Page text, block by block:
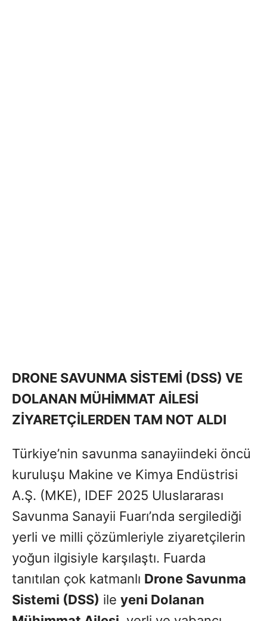
DRONE SAVUNMA SİSTEMİ (DSS) VE
DOLANAN MÜHİMMAT AİLESİ
ZİYARETÇİLERDEN TAM NOT ALDI
Türkiye’nin savunma sanayiindeki öncü
kuruluşu Makine ve Kimya Endüstrisi
A.Ş. (MKE), IDEF 2025 Uluslararası
Savunma Sanayii Fuarı’nda sergilediği
yerli ve milli çözümleriyle ziyaretçilerin
yoğun ilgisiyle karşılaştı. Fuarda
tanıtılan çok katmanlı Drone Savunma
Sistemi (DSS) ile yeni Dolanan